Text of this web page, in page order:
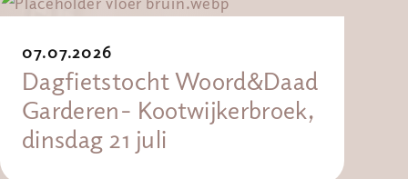
07.07.2026
Dagfietstocht Woord&Daad
Garderen- Kootwijkerbroek,
dinsdag 21 juli